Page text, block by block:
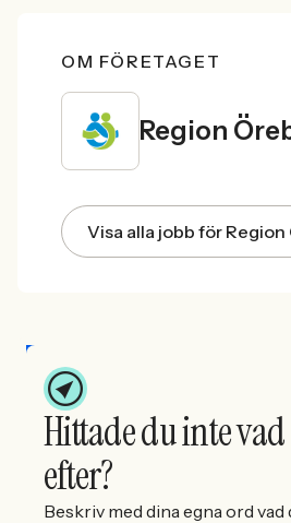
OM FÖRETAGET
Region
Visa alla jobb för Region
Hittade du inte
efter?
Beskriv med dina egna ord vad